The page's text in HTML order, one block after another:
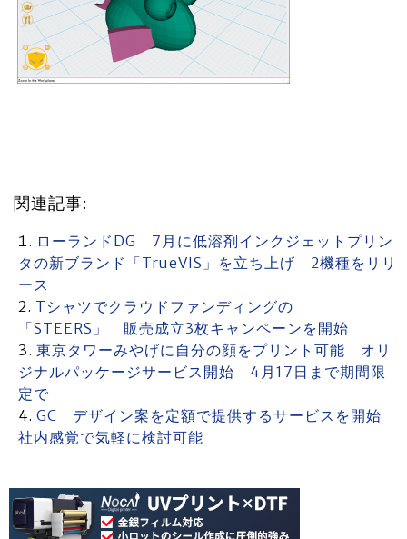
関連記事:
ローランドDG 7月に低溶剤インクジェットプリン
タの新ブランド「TrueVIS」を立ち上げ 2機種をリリ
ース
Tシャツでクラウドファンディングの
「STEERS」 販売成立3枚キャンペーンを開始
東京タワーみやげに自分の顔をプリント可能 オリ
ジナルパッケージサービス開始 4月17日まで期間限
定で
GC デザイン案を定額で提供するサービスを開始
社内感覚で気軽に検討可能